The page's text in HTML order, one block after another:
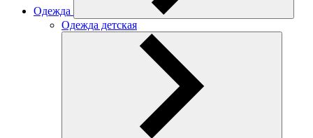
Одежда
Одежда детская